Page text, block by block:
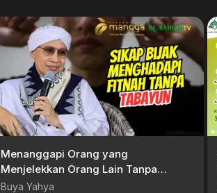
Menanggapi Orang yang
Menjelekkan Orang Lain Tanpa
Tabayun | Buya Yahya
Buya Yahya